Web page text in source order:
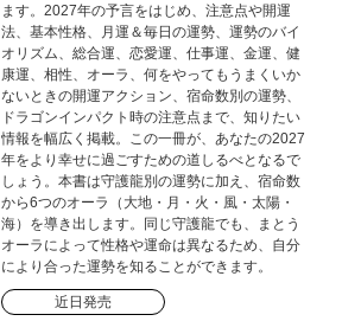
ます。2027年の予言をはじめ、注意点や開運
法、基本性格、月運＆毎日の運勢、運勢のバイ
オリズム、総合運、恋愛運、仕事運、金運、健
康運、相性、オーラ、何をやってもうまくいか
ないときの開運アクション、宿命数別の運勢、
ドラゴンインパクト時の注意点まで、知りたい
情報を幅広く掲載。この一冊が、あなたの2027
年をより幸せに過ごすための道しるべとなるで
しょう。本書は守護龍別の運勢に加え、宿命数
から6つのオーラ（大地・月・火・風・太陽・
海）を導き出します。同じ守護龍でも、まとう
オーラによって性格や運命は異なるため、自分
により合った運勢を知ることができます。
近日発売